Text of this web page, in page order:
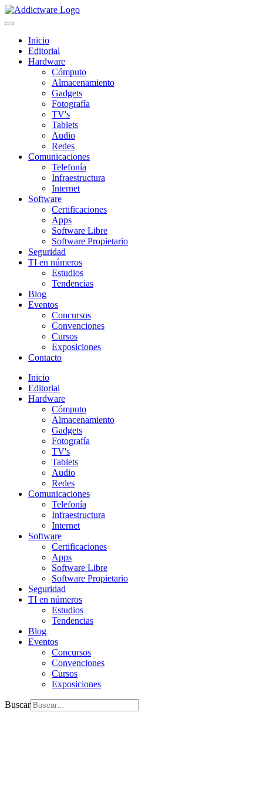
Inicio
Editorial
Hardware
Cómputo
Almacenamiento
Gadgets
Fotografía
TV's
Tablets
Audio
Redes
Comunicaciones
Telefonía
Infraestructura
Internet
Software
Certificaciones
Apps
Software Libre
Software Propietario
Seguridad
TI en números
Estudios
Tendencias
Blog
Eventos
Concursos
Convenciones
Cursos
Exposiciones
Contacto
Inicio
Editorial
Hardware
Cómputo
Almacenamiento
Gadgets
Fotografía
TV's
Tablets
Audio
Redes
Comunicaciones
Telefonía
Infraestructura
Internet
Software
Certificaciones
Apps
Software Libre
Software Propietario
Seguridad
TI en números
Estudios
Tendencias
Blog
Eventos
Concursos
Convenciones
Cursos
Exposiciones
Buscar